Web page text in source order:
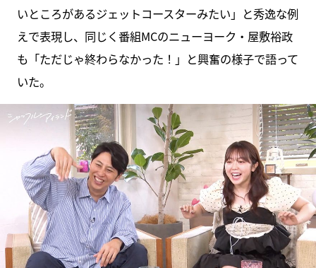
いところがあるジェットコースターみたい」と秀逸な例
えで表現し、同じく番組MCのニューヨーク・屋敷裕政
も「ただじゃ終わらなかった！」と興奮の様子で語って
いた。